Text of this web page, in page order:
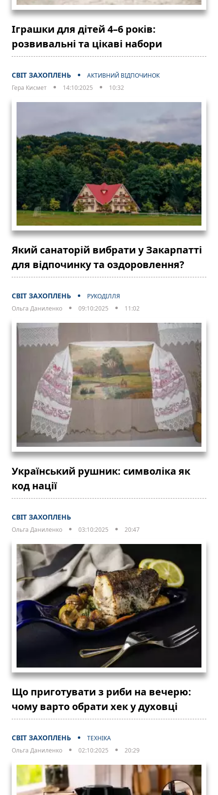
Іграшки для дітей 4–6 років:
розвивальні та цікаві набори
СВІТ ЗАХОПЛЕНЬ
АКТИВНИЙ ВІДПОЧИНОК
Гера Кисмет
14:10:2025 10:32
Який санаторій вибрати у Закарпатті
для відпочинку та оздоровлення?
СВІТ ЗАХОПЛЕНЬ
РУКОДІЛЛЯ
Ольга Даниленко
09:10:2025 11:02
Український рушник: символіка як
код нації
СВІТ ЗАХОПЛЕНЬ
Ольга Даниленко 03:10:2025 20:47
Що приготувати з риби на вечерю:
чому варто обрати хек у духовці
СВІТ ЗАХОПЛЕНЬ
ТЕХНІКА
Ольга Даниленко
02:10:2025 20:29